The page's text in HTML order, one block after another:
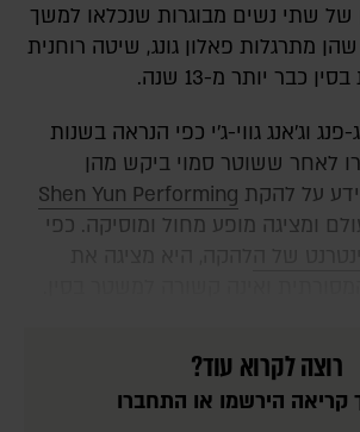
של שתי נשים מבוגרות שנכלאו למשך
מתרגלות פאלון גונג, שיטה רוחנית
כבר יותר מ-13 שנה.
נעצרו לאחר ששוטר סמוי ביקש מהן
על להקת Shen Yun Performing
ומציגה מופע מחול ומוסיקה. כפי
רוצה לקרוא עוד?
הירשמו או התחברו